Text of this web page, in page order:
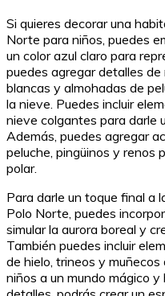
Si quieres decorar una
Norte para niños, puedes
un color azul claro para
puedes agregar detalles
blancas y almohadas de
la nieve. Puedes incluir
nieve colgantes para darle
Además, puedes agregar
peluche, pingüinos y renos
polar.
Para darle un toque final a
Polo Norte, puedes
simular la aurora boreal y
También puedes incluir
de hielo, trineos y
niños a un mundo mágico